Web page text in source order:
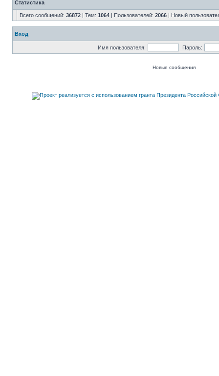
Статистика
Всего сообщений: 36872 | Тем: 1064 | Пользователей: 2066 | Новый
Вход
Имя пользователя: Пароль:
Новые сообщения